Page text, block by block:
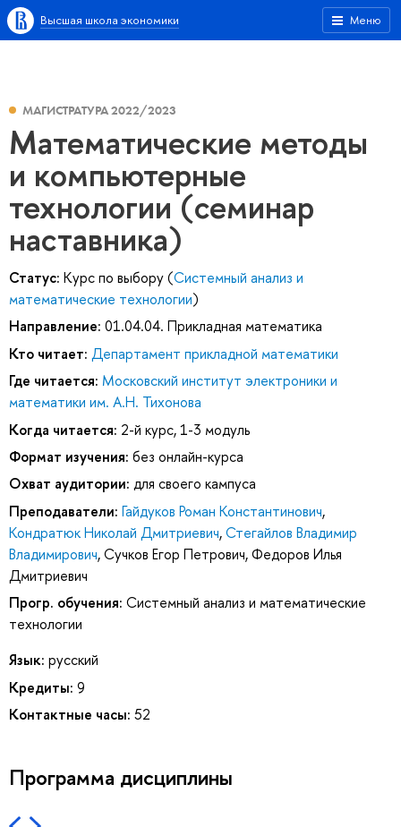
Меню
Высшая школа экономики
МАГИСТРАТУРА 2022/2023
Математические методы
и компьютерные
технологии (семинар
наставника)
Статус: Курс по выбору (Системный анализ и
математические технологии)
Направление: 01.04.04. Прикладная математика
Кто читает: Департамент прикладной математики
Где читается: Московский институт электроники и
математики им. А.Н. Тихонова
Когда читается: 2-й курс, 1-3 модуль
Формат изучения: без онлайн-курса
Охват аудитории: для своего кампуса
Преподаватели: Гайдуков Роман Константинович,
Кондратюк Николай Дмитриевич,Стегайлов Владимир
Владимирович,Сучков Егор Петрович,Федоров Илья
Дмитриевич
Прогр. обучения: Системный анализ и математические
технологии
Язык: русский
Кредиты: 9
Контактные часы: 52
Программа дисциплины